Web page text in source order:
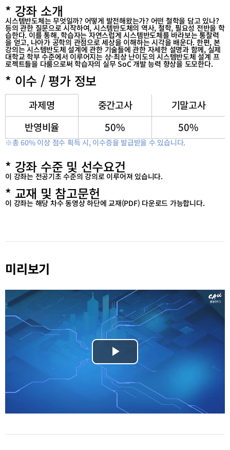
리
목
록
이
동
목
록
이
동
* 강좌 소개
시스템반도체는 무엇일까? 어떻게 발전해왔는가? 어떤 철학을 담고 있나?
등의 관한 질문으로 시작하여, 시스템반도체의 역사, 철학, 필요성 전반을 학
습한다. 이를 통해, 학습자는 자연스럽게 시스템반도체를 바라보는 통찰력
을 얻고, 나아가 공학의 관점으로 세상을 이해하는 시각을 배운다. 한편, 본
강의는 시스템반도체 설계에 관한 기술들에 관한 자세한 설명과 함께, 실제
대학교 학부 수준에서 이루어지는 상-최상 난이도의 시스템반도체 설계 프
로젝트들을 다룸으로써 학습자의 실무 SoC 개발 능력 향상을 도모한다.
* 이수 / 평가 정보
과제명 중간고사
기말고사
반영비율
50% 50%
※총60%이상 점수 획득 시,이수증을 발급받을 수 있습니다.
* 강좌 수준 및 선수요건
이 강좌는 전공기초 수준의 강의로 이루어져 있습니다.
* 교재 및 참고문헌
이 강좌는 해당 차수 동영상 하단에 교재(PDF) 다운로드 가능합니다.
미리보기
Play
Video